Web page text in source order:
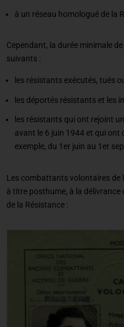
à un réseau homologué de la
Cependant, la durée minimale
suivants :
les résistants exécutés, tués
les déportés résistants et les
les résistants qui ont rejoint
avant le 6 juin 1944 et qui
exemple, du 1er juin au 1er
Les combattants volontaires de
à titre posthume, à la
de la Résistance :